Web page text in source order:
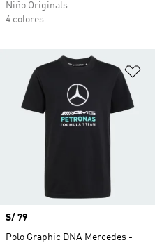
Niño Originals
4 colores
a la lista de deseos
Precio
S/ 79
Polo Graphic DNA Mercedes -